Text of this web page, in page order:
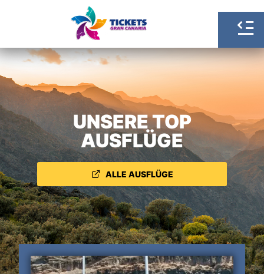
UNSERE TOP
AUSFLÜGE
ALLE AUSFLÜGE